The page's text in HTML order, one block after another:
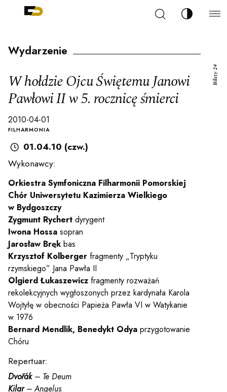
Szukaj Zmień
sal
Polityka prywatności
Wydarzenie
W hołdzie Ojcu Świętemu Janowi
Pawłowi II w 5. rocznicę śmierci
2010-04-01
FILHARMONIA
01.04.10 (czw.)
Wykonawcy:
Orkiestra Symfoniczna Filharmonii Pomorskiej
Chór Uniwersytetu Kazimierza Wielkiego
w Bydgoszczy
Zygmunt Rychert dyrygent
Iwona Hossa sopran
Jarosław Bręk bas
Krzysztof Kolberger fragmenty „Tryptyku
rzymskiego” Jana Pawła II
Olgierd Łukaszewicz fragmenty rozważań
rekolekcyjnych wygłoszonych przez kardynała Karola
Wojtyłę w obecności Papieża Pawła VI w Watykanie
w 1976
Bernard Mendlik, Benedykt Odya przygotowanie
Chóru
Repertuar:
Dvořák– Te Deum
Kilar– Angelus
Bilety 24